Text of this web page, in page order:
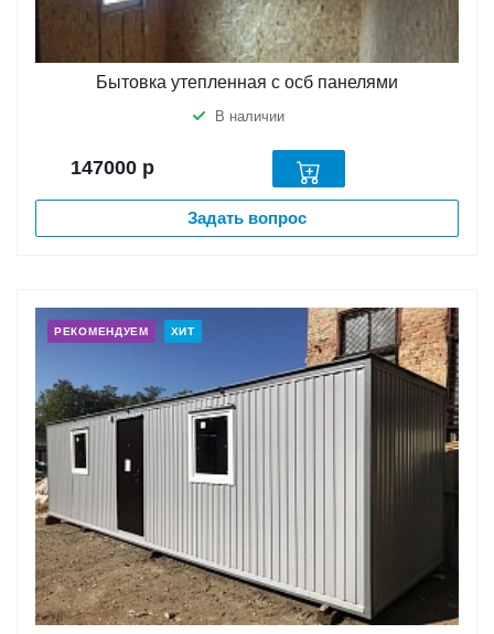
Бытовка утепленная с осб панелями
В наличии
147000 р
Задать вопрос
РЕКОМЕНДУЕМ ХИТ